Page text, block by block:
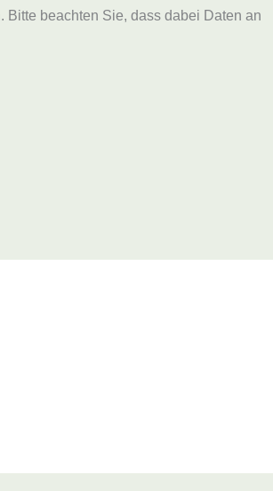
beachten Sie, dass dabei Daten an